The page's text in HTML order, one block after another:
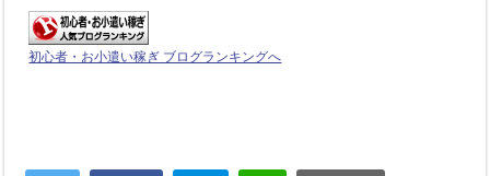
初心者・お小遣い稼ぎ ブログランキングへ